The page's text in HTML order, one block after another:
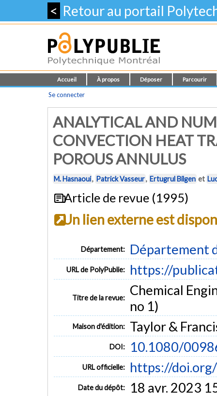
< Retour au portail
Accueil À propos Déposer Parcourir
Se connecter
ANALYTICAL AND
CONVECTION HEAT
POROUS ANNULUS
M. Hasnaoui, Patrick Vasseur, Ertugrul Bilgen et
Article de revue (1995)
Un lien externe est
Département: Département
URL de PolyPublie: https://
Titre de la revue:
Chemical
no 1)
Maison d'édition: Taylor &
DOI: 10.1080/
URL officielle: https://
Date du dépôt: 18 avr. 2023